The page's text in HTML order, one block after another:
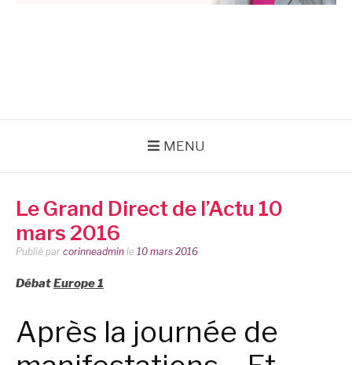
MENU
Le Grand Direct de l’Actu 10
mars 2016
Publié par corinneadmin le 10 mars 2016
DébatEurope 1
Après la journée de